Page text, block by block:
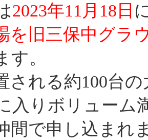
2023年11月18日
を旧三保中グラ
す。
される約100台
入りボリューム
間で申し込まれ